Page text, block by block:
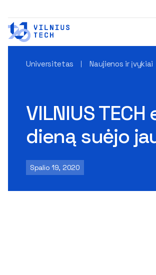
Universitetas Naujienos ir įvykiai
VILNIUS
dieną suėjo
Spalio 19, 2020